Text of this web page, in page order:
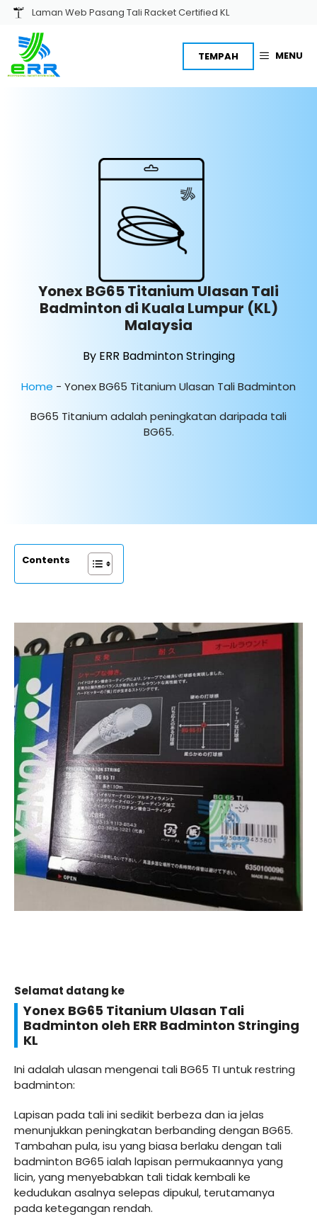
Skip
content
Laman Web Pasang Tali Racket Certified KL
MENU
TEMPAH
Yonex BG65 Titanium Ulasan Tali
Badminton di Kuala Lumpur (KL)
Malaysia
By ERR Badminton Stringing
Home - Yonex BG65 Titanium Ulasan Tali Badminton
BG65 Titanium adalah peningkatan daripada tali
BG65.
Contents
Selamat datang ke
Yonex BG65 Titanium Ulasan Tali
Badminton oleh ERR Badminton Stringing
KL
Ini adalah ulasan mengenai tali BG65 TI untuk restring
badminton:
Lapisan pada tali ini sedikit berbeza dan ia jelas
menunjukkan peningkatan berbanding dengan BG65.
Tambahan pula, isu yang biasa berlaku dengan tali
badminton BG65 ialah lapisan permukaannya yang
licin, yang menyebabkan tali tidak kembali ke
kedudukan asalnya selepas dipukul, terutamanya
pada ketegangan rendah.